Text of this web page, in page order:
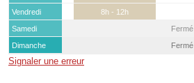
Vendredi
8h - 12h
Samedi
Fermé
Dimanche
Fermé
Signaler une erreur